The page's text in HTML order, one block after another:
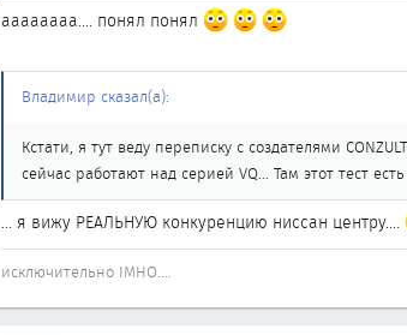
аааааааа.... понял понял
Владимир сказал(а):
Кстати, я тут веду переписку с создателями
сейчас работают над серией VQ... Там этот тест
... я вижу РЕАЛЬНУЮ конкуренцию ниссан центру....
исключительно IMHO....